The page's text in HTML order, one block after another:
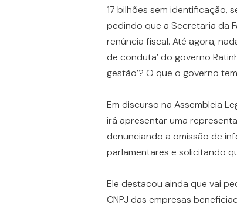
17 bilhões sem identificação,
pedindo que a Secretaria da
renúncia fiscal. Até agora,
de conduta’ do governo
gestão’? O que o governo
Em discurso na Assembleia
irá apresentar uma
denunciando a omissão de
parlamentares e solicitando
Ele destacou ainda que vai
CNPJ das empresas